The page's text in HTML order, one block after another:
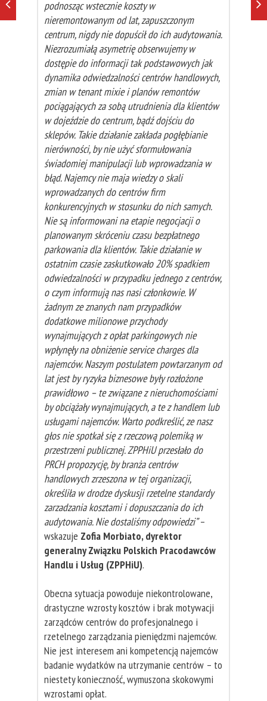
podnosząc wstecznie koszty w
nieremontowanym od lat, zapuszczonym
centrum, nigdy nie dopuścił do ich audytowania.
Niezrozumiałą asymetrię obserwujemy w
dostępie do informacji tak podstawowych jak
dynamika odwiedzalności centrów handlowych,
zmian w tenant mixie i planów remontów
pociągających za sobą utrudnienia dla klientów
w dojeździe do centrum, bądź dojściu do
sklepów. Takie działanie zakłada pogłębianie
nierówności, by nie użyć sformułowania
świadomiej manipulacji lub wprowadzania w
błąd. Najemcy nie maja wiedzy o skali
wprowadzanych do centrów firm
konkurencyjnych w stosunku do nich samych.
Nie są informowani na etapie negocjacji o
planowanym skróceniu czasu bezpłatnego
parkowania dla klientów. Takie działanie w
ostatnim czasie zaskutkowało 20% spadkiem
odwiedzalności w przypadku jednego z centrów,
o czym informują nas nasi członkowie. W
żadnym ze znanych nam przypadków
dodatkowe milionowe przychody
wynajmujących z opłat parkingowych nie
wpłynęły na obniżenie service charges dla
najemców. Naszym postulatem powtarzanym od
lat jest by ryzyka biznesowe były rozłożone
prawidłowo – te związane z nieruchomościami
by obciążały wynajmujących, a te z handlem lub
usługami najemców. Warto podkreślić, ze nasz
głos nie spotkał się z rzeczową polemiką w
przestrzeni publicznej. ZPPHiU przesłało do
PRCH propozycję, by branża centrów
handlowych zrzeszona w tej organizacji,
określiła w drodze dyskusji rzetelne standardy
zarzadzania kosztami i dopuszczania do ich
audytowania. Nie dostaliśmy odpowiedzi”–
wskazuje Zofia Morbiato, dyrektor
generalny Związku Polskich Pracodawców
Handlu i Usług (ZPPHiU).
Obecna sytuacja powoduje niekontrolowane,
drastyczne wzrosty kosztów i brak motywacji
zarządców centrów do profesjonalnego i
rzetelnego zarządzania pieniędzmi najemców.
Nie jest interesem ani kompetencją najemców
badanie wydatków na utrzymanie centrów – to
niestety konieczność, wymuszona skokowymi
wzrostami opłat.